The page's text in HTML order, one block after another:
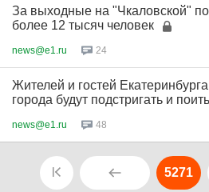
За выходные на "Чкаловской"
более 12 тысяч человек
news@e1.ru 24
Жителей и гостей
города будут подстригать и поить
news@e1.ru 48
5271